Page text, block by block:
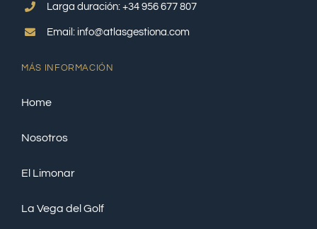
Larga duración: +34 956 677 807
Email: info@atlasgestiona.com
MÁS INFORMACIÓN
Home
Nosotros
El Limonar
La Vega del Golf